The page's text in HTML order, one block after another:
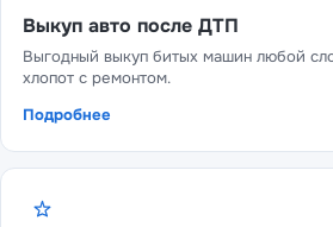
Выкуп авто после ДТП
Выгодный выкуп битых машин любой
хлопот с ремонтом.
Подробнее